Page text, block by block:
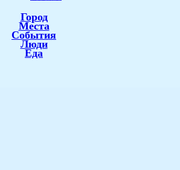
Город
Места
События
Люди
Еда